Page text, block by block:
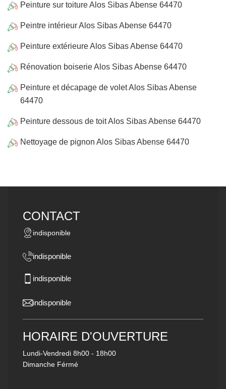
Peinture sur toiture Alos Sibas Abense 64470
Peintre intérieur Alos Sibas Abense 64470
Peinture extérieure Alos Sibas Abense 64470
Rénovation boiserie Alos Sibas Abense 64470
Peinture et décapage de volet Alos Sibas Abense
64470
Peinture dessous de toit Alos Sibas Abense 64470
Nettoyage de pignon Alos Sibas Abense 64470
CONTACT
indisponible
indisponible
indisponible
indisponible
HORAIRE D'OUVERTURE
Lundi-Vendredi 8h00 - 18h00
Dimanche Férmé